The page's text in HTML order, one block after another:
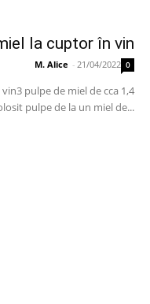
la cuptor în vin
M. Alice - 21/04/2022 0
pulpe de miel de cca 1,4
pulpe de la un miel de...